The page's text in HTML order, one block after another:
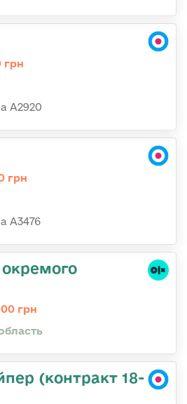
грн
А2920
грн
А3476
окремого
грн
(контракт 18-